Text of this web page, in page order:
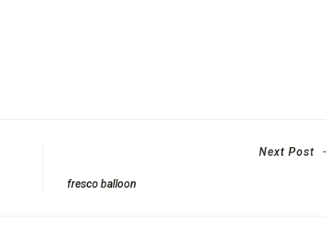
Next Post
fresco balloon